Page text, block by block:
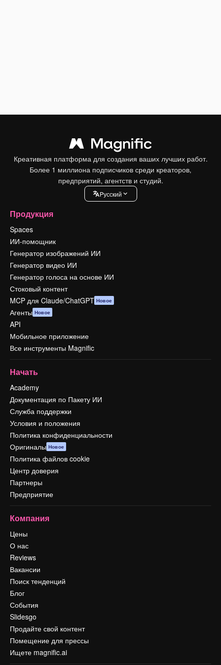
Креативная платформа для создания ваших лучших работ.
Более 1 миллиона подписчиков среди креаторов,
предприятий, агентств и студий.
Pусский
Продукция
Spaces
ИИ-помощник
Генератор изображений ИИ
Генератор видео ИИ
Генератор голоса на основе ИИ
Стоковый контент
MCP для Claude/ChatGPT Новое
Агенты Новое
API
Мобильное приложение
Все инструменты Magnific
Начать
Academy
Документация по Пакету ИИ
Служба поддержки
Условия и положения
Политика конфиденциальности
Оригиналы Новое
Политика файлов cookie
Центр доверия
Партнеры
Предприятие
Компания
Цены
О нас
Reviews
Вакансии
Поиск тенденций
Блог
События
Slidesgo
Продайте свой контент
Помещение для прессы
Ищете magnific.ai